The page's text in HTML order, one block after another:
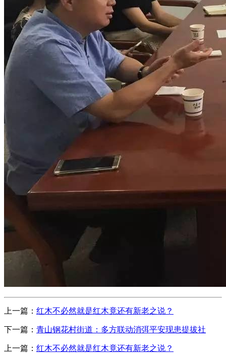
上一篇： 红木不必然就是红木竟还有新老之说？
下一篇： 青山钢花村街道：多方联动消弭平安现患提拔社
上一篇： 红木不必然就是红木竟还有新老之说？